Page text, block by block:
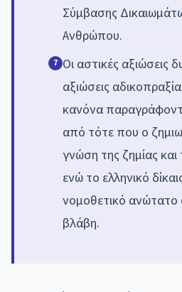
Σύμβασης
Ανθρώπου.
7 Οι αστικές αξιώσεις
αξιώσεις
κανόνα
από τότε που ο
γνώση της ζημίας
ενώ το ελληνικό
νομοθετικό ανώτατο
βλάβη.